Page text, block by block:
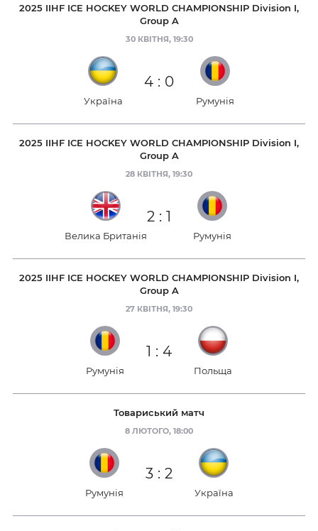
2025 IIHF ICE HOCKEY WORLD CHAMPIONSHIP Division I,
Group A
30 КВІТНЯ, 19:30
Україна
4 : 0
Румунія
2025 IIHF ICE HOCKEY WORLD CHAMPIONSHIP Division I,
Group A
28 КВІТНЯ, 19:30
Велика Британія
2 : 1
Румунія
2025 IIHF ICE HOCKEY WORLD CHAMPIONSHIP Division I,
Group A
27 КВІТНЯ, 19:30
Румунія
1 : 4
Польща
Товариський матч
8 ЛЮТОГО, 18:00
Румунія
3 : 2
Україна